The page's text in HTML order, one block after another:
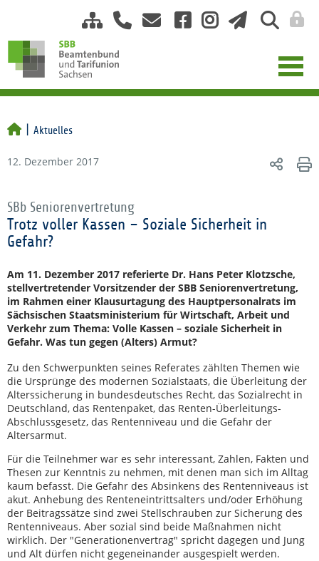
Aktuelles
12. Dezember 2017
SBb Seniorenvertretung
Trotz voller Kassen – Soziale Sicherheit in
Gefahr?
Am 11. Dezember 2017 referierte Dr. Hans Peter Klotzsche,
stellvertretender Vorsitzender der SBB Seniorenvertretung,
im Rahmen einer Klausurtagung des Hauptpersonalrats im
Sächsischen Staatsministerium für Wirtschaft, Arbeit und
Verkehr zum Thema: Volle Kassen – soziale Sicherheit in
Gefahr. Was tun gegen (Alters) Armut?
Zu den Schwerpunkten seines Referates zählten Themen wie
die Ursprünge des modernen Sozialstaats, die Überleitung der
Alterssicherung in bundesdeutsches Recht, das Sozialrecht in
Deutschland, das Rentenpaket, das Renten-Überleitungs-
Abschlussgesetz, das Rentenniveau und die Gefahr der
Altersarmut.
Für die Teilnehmer war es sehr interessant, Zahlen, Fakten und
Thesen zur Kenntnis zu nehmen, mit denen man sich im Alltag
kaum befasst. Die Gefahr des Absinkens des Rentenniveaus ist
akut. Anhebung des Renteneintrittsalters und/oder Erhöhung
der Beitragssätze sind zwei Stellschrauben zur Sicherung des
Rentenniveaus. Aber sozial sind beide Maßnahmen nicht
wirklich. Der "Generationenvertrag" spricht dagegen und Jung
und Alt dürfen nicht gegeneinander ausgespielt werden.